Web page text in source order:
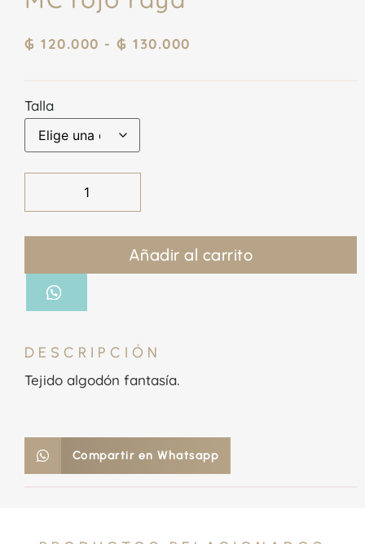
₲ 120.000 - ₲ 130.000
Talla
Añadir al carrito
DESCRIPCIÓN
Tejido algodón fantasía.
Compartir en Whatsapp